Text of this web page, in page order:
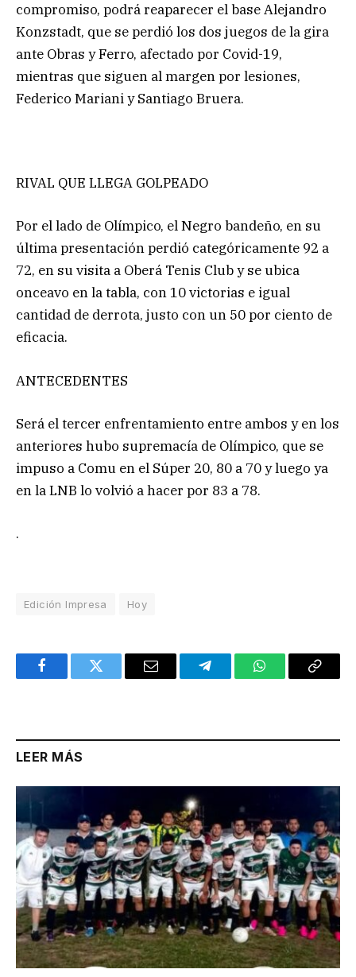
compromiso, podrá reaparecer el base Alejandro
Konzstadt, que se perdió los dos juegos de la gira
ante Obras y Ferro, afectado por Covid-19,
mientras que siguen al margen por lesiones,
Federico Mariani y Santiago Bruera.
RIVAL QUE LLEGA GOLPEADO
Por el lado de Olímpico, el Negro bandeño, en su
última presentación perdió categóricamente 92 a
72, en su visita a Oberá Tenis Club y se ubica
onceavo en la tabla, con 10 victorias e igual
cantidad de derrota, justo con un 50 por ciento de
eficacia.
ANTECEDENTES
Será el tercer enfrentamiento entre ambos y en los
anteriores hubo supremacía de Olímpico, que se
impuso a Comu en el Súper 20, 80 a 70 y luego ya
en la LNB lo volvió a hacer por 83 a 78.
.
Edición Impresa Hoy
FacebookTwitter Email TelegramWhatsAppCopy
LEER MÁS